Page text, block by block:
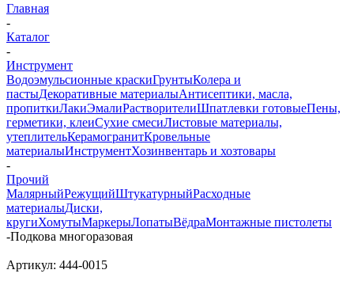
Главная
-
Каталог
-
Инструмент
Водоэмульсионные краскиГрунтыКолера и
пастыДекоративные материалыАнтисептики, масла,
пропиткиЛакиЭмалиРастворителиШпатлевки готовыеПены,
герметики, клеиСухие смесиЛистовые материалы,
утеплительКерамогранитКровельные
материалыИнструментХозинвентарь и хозтовары
-
Прочий
МалярныйРежущийШтукатурныйРасходные
материалыДиски,
кругиХомутыМаркерыЛопатыВёдраМонтажные пистолеты
-Подкова многоразовая
Артикул: 444-0015